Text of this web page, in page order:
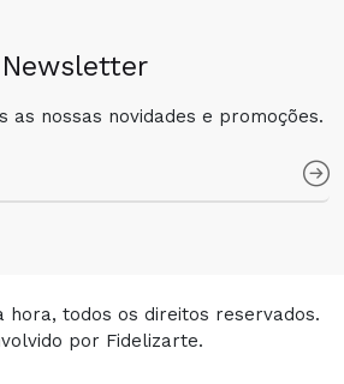
Newsletter
as nossas novidades e promoções.
hora, todos os direitos reservados.
por Fidelizarte.